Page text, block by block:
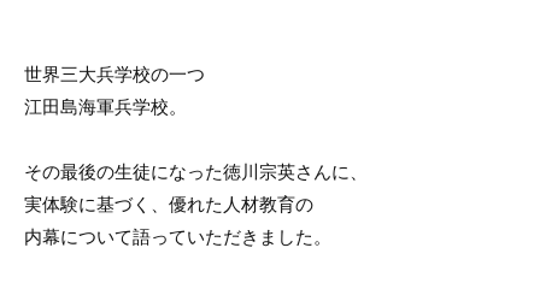
k
世界三大兵学校の一つ
江田島海軍兵学校。
その最後の生徒になった徳川宗英さんに、
実体験に基づく、優れた人材教育の
内幕について語っていただきました。